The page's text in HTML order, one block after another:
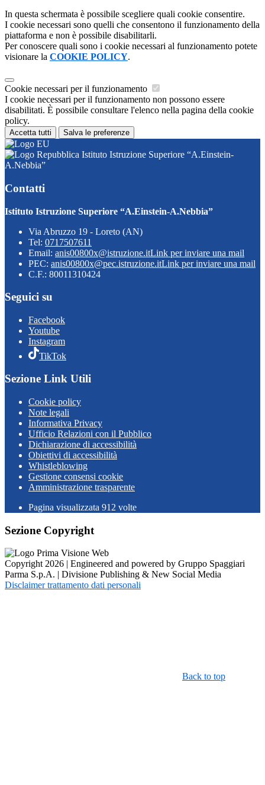
In questa schermata è possibile scegliere quali cookie consentire.
I cookie necessari sono quelli che consentono il funzionamento della
piattaforma e non è possibile disabilitarli.
Per conoscere quali sono i cookie necessari al funzionamento potete
visionare la COOKIE POLICY.
Cookie necessari per il funzionamento
I cookie necessari per il funzionamento non possono essere
disabilitati. È possibile consultare l'elenco nella pagina della cookie
policy.
Accetta tutti Salva le preferenze
Istituto Istruzione Superiore “A.Einstein-
A.Nebbia”
Contatti
Istituto Istruzione Superiore “A.Einstein-A.Nebbia”
Via Abruzzo 19 - Loreto (AN)
Tel: 0717507611
Email: anis00800x@istruzione.itLink per inviare una mail
PEC: anis00800x@pec.istruzione.itLink per inviare una mail
C.F.: 80011310424
Seguici su
Facebook
Youtube
Instagram
TikTok
Sezione Link Utili
Cookie policy
Note legali
Informativa Privacy
Ufficio Relazioni con il Pubblico
Dichiarazione di accessibilità
Obiettivi di accessibilità
Whistleblowing
Gestione consensi cookie
Amministrazione trasparente
Pagina visualizzata 912 volte
Sezione Copyright
Copyright 2026 | Engineered and powered by Gruppo Spaggiari
Parma S.p.A. | Divisione Publishing & New Social Media
Disclaimer trattamento dati personali
Back to top